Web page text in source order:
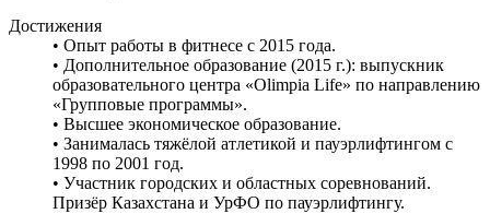
Достижения
• Опыт работы в фитнесе с 2015 года.
• Дополнительное образование (2015 г.): выпускник
образовательного центра «Olimpia Life» по направлению
«Групповые программы».
• Высшее экономическое образование.
• Занималась тяжёлой атлетикой и пауэрлифтингом с
1998 по 2001 год.
• Участник городских и областных соревнований.
Призёр Казахстана и УрФО по пауэрлифтингу.